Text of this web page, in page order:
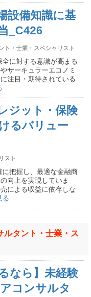
設備知識に基
_C426
ト・士業・スペシャリスト
全に対する意識が高まる
サーキュラーエコノミ
注目・期待されている
ジット・保険
るバリュー
スト
に把握し、最適な金融商
向上を実現していま
による収益に依存しな
る
ルタント・士業・ス
なら】未経験
コンサルタ